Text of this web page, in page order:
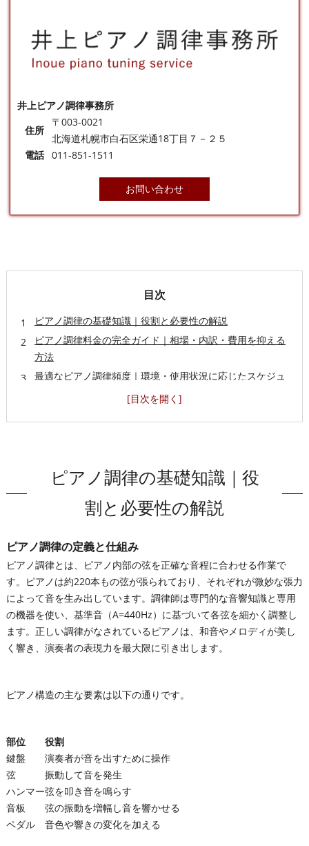
井上ピアノ調律事務所
住所
〒003-0021
北海道札幌市白石区栄通18丁目７－２５
電話 011-851-1511
お問い合わせ
目次
ピアノ調律の基礎知識｜役割と必要性の解説
ピアノ調律料金の完全ガイド｜相場・内訳・費用を抑える
方法
最適なピアノ調律頻度｜環境・使用状況に応じたスケジュ
森林公園駅エリアについて
会社概要
ピアノ調律の基礎知識｜役
割と必要性の解説
ピアノ調律の定義と仕組み
ピアノ調律とは、ピアノ内部の弦を正確な音程に合わせる作業で
す。ピアノは約220本もの弦が張られており、それぞれが微妙な張力
によって音を生み出しています。調律師は専門的な音響知識と専用
の機器を使い、基準音（A=440Hz）に基づいて各弦を細かく調整し
ます。正しい調律がなされているピアノは、和音やメロディが美し
く響き、演奏者の表現力を最大限に引き出します。
ピアノ構造の主な要素は以下の通りです。
部位
役割
鍵盤
演奏者が音を出すために操作
弦
振動して音を発生
ハンマー弦を叩き音を鳴らす
音板
弦の振動を増幅し音を響かせる
ペダル
音色や響きの変化を加える